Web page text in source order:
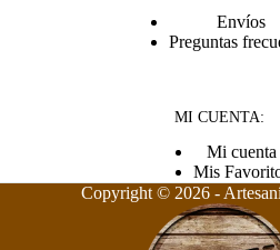
Envíos
Preguntas
MI CUENTA:
Mi cuenta
Mis
Copyright © 2026 -